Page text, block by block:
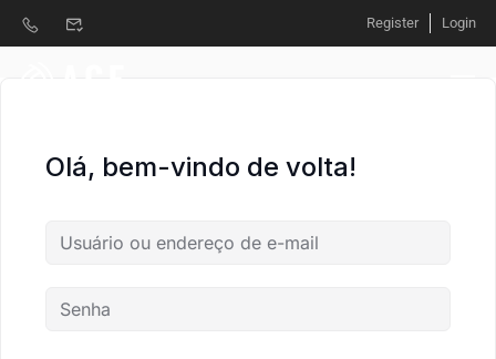
Register Login
Olá, bem-vindo de volta!